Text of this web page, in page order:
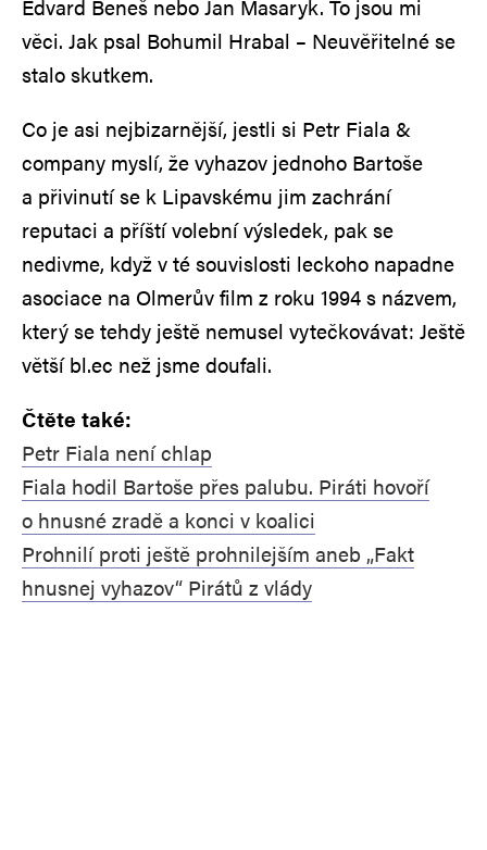
Edvard Beneš nebo Jan Masaryk. To jsou mi
věci. Jak psal Bohumil Hrabal – Neuvěřitelné se
stalo skutkem.
Co je asi nejbizarnější, jestli si Petr Fiala &
company myslí, že vyhazov jednoho Bartoše
a přivinutí se k Lipavskému jim zachrání
reputaci a příští volební výsledek, pak se
nedivme, když v té souvislosti leckoho napadne
asociace na Olmerův film z roku 1994 s názvem,
který se tehdy ještě nemusel vytečkovávat: Ještě
větší bl.ec než jsme doufali.
Čtěte také:
Petr Fiala není chlap
Fiala hodil Bartoše přes palubu. Piráti hovoří
o hnusné zradě a konci v koalici
Prohnilí proti ještě prohnilejším aneb „Fakt
hnusnej vyhazov“ Pirátů z vlády